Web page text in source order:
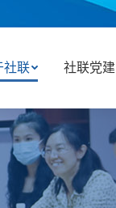
社联 社联党建